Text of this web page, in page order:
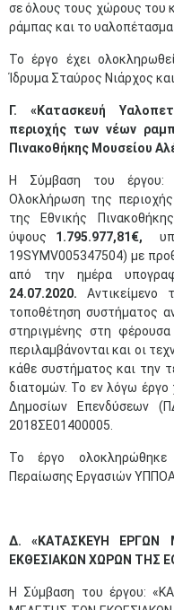
σε όλους τους χώρους του
ράμπας και το υαλοπέτασμα
Το έργο έχει
Ίδρυμα Σταύρος Νιάρχος
Γ. «Κατασκευή
περιοχής των νέων
Πινακοθήκης Μουσείου
Η Σύμβαση του έργου:
Ολοκλήρωση της
της Εθνικής
ύψους 1.795.977,81€,
19SYMV005347504) με
από την ημέρα
24.07.2020. Αντικείμενο
τοποθέτηση συστήματος
στηριγμένης στη
περιλαμβάνονται και οι
κάθε συστήματος και την
διατομών. Το εν λόγω
Δημοσίων Επενδύσεων
2018ΣΕ01400005.
Το έργο ολοκληρώθηκε
Περαίωσης Εργασιών
Δ. «ΚΑΤΑΣΚΕΥΗ ΕΡΓΩΝ
ΕΚΘΕΣΙΑΚΩΝ ΧΩΡΩΝ ΤΗΣ
Η Σύμβαση του έργου: